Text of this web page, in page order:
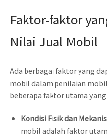
Faktor-faktor
Nilai Jual Mobil
Ada berbagai faktor yang
mobil dalam penilaian
beberapa faktor utama
Kondisi Fisik dan Mekanis
mobil adalah faktor